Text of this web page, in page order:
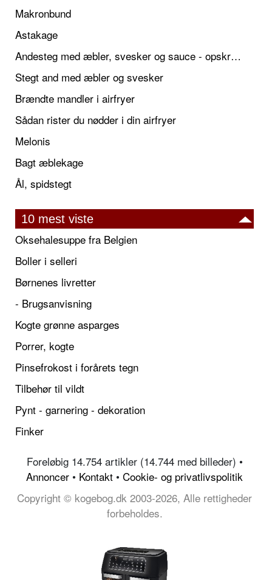
Makronbund
Astakage
Andesteg med æbler, svesker og sauce - opskrift også til jul
Stegt and med æbler og svesker
Brændte mandler i airfryer
Sådan rister du nødder i din airfryer
Melonis
Bagt æblekage
Ål, spidstegt
10 mest viste
Oksehalesuppe fra Belgien
Boller i selleri
Børnenes livretter
- Brugsanvisning
Kogte grønne asparges
Porrer, kogte
Pinsefrokost i forårets tegn
Tilbehør til vildt
Pynt - garnering - dekoration
Finker
Foreløbig 14.754 artikler (14.744 med billeder) •
Annoncer • Kontakt • Cookie- og privatlivspolitik
Copyright © kogebog.dk 2003-2026, Alle rettigheder
forbeholdes.